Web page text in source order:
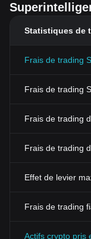
Statistiques de
Frais de trading
Frais de trading
Frais de trading
Frais de trading
Effet de levier
Frais de trading
Actifs crypto pris